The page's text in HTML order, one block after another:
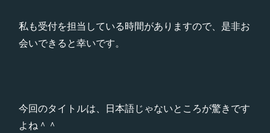
私も受付を担当している時間がありますので、是非お
会いできると幸いです。
今回のタイトルは、日本語じゃないところが驚きです
よね＾＾